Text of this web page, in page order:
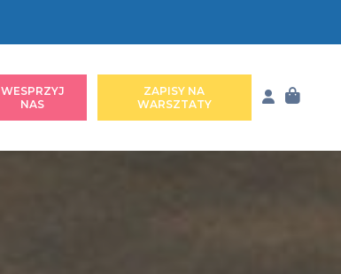
WESPRZYJ
NAS
ZAPISY NA
WARSZTATY